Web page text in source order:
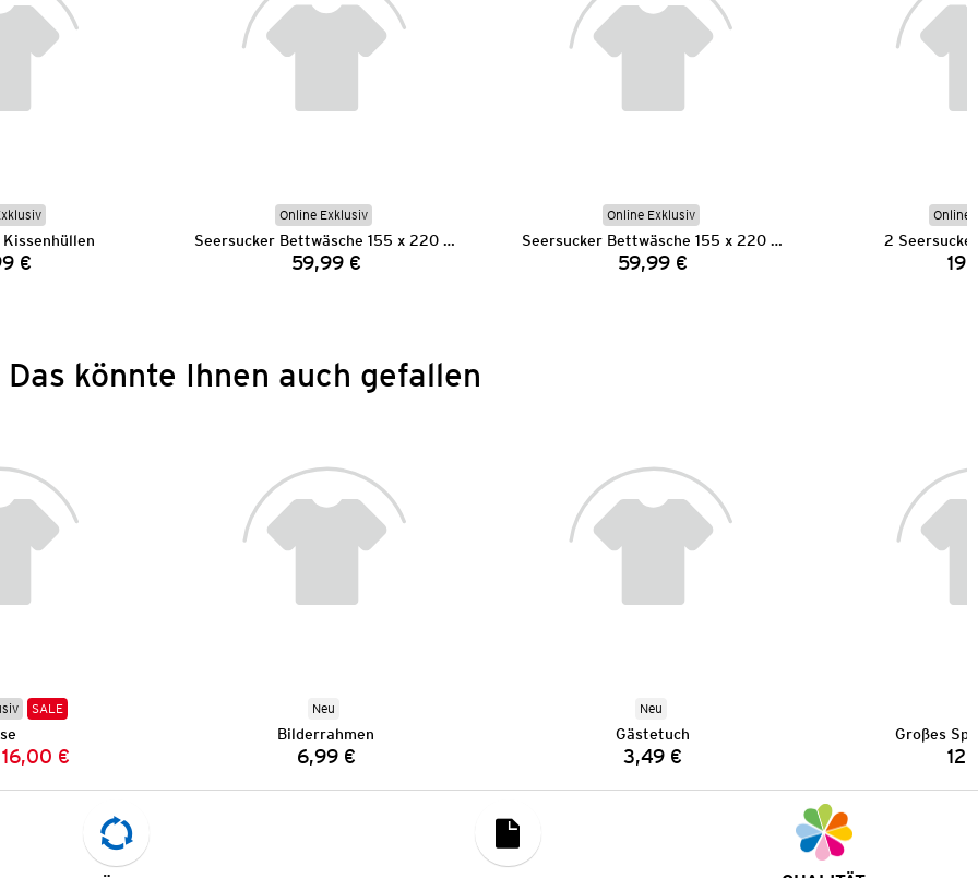
€
Online Exklusiv
Seersucker Bettwäsche 155 x 220 cm
Preis:
59,99 €
Online Exklusiv
Seersucker Bettwäsche 155 x 220 cm
Preis:
59,99 €
Online
2
Das könnte Ihnen auch gefallen
SALE
Preis:
Preis:
16,00 €
Neu
Bilderrahmen
Preis:
6,99 €
Neu
Gästetuch
Preis:
3,49 €
Großes